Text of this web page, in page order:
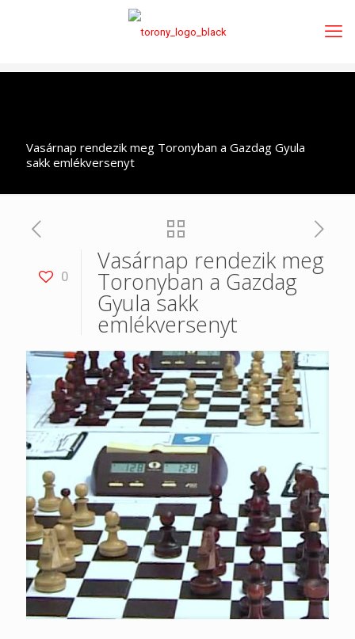
Vasárnap rendezik meg Toronyban a Gazdag Gyula
sakk emlékversenyt
0
Vasárnap rendezik meg
Toronyban a Gazdag
Gyula sakk
emlékversenyt